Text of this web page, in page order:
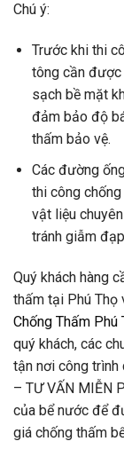
Chú ý:
Trước khi thi
tông cần
sạch bề mặt
đảm bảo độ
thấm bảo vệ.
Các đường
thi công
vật liệu
tránh giẫm
Quý khách hàng
thấm tại Phú Thọ
Chống Thấm Phú
quý khách, các
tận nơi công trình
– TƯ VẤN MIỄN
của bể nước để
giá chống thấm